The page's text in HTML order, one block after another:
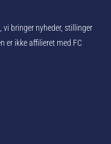
vi bringer nyheder, stillinger
er ikke affilieret med FC